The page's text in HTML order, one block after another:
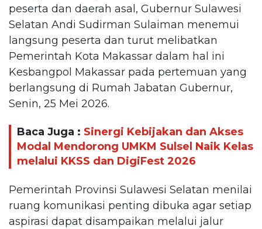
peserta dan daerah asal, Gubernur Sulawesi
Selatan Andi Sudirman Sulaiman menemui
langsung peserta dan turut melibatkan
Pemerintah Kota Makassar dalam hal ini
Kesbangpol Makassar pada pertemuan yang
berlangsung di Rumah Jabatan Gubernur,
Senin, 25 Mei 2026.
Baca Juga : Sinergi Kebijakan dan Akses
Modal Mendorong UMKM Sulsel Naik Kelas
melalui KKSS dan DigiFest 2026
Pemerintah Provinsi Sulawesi Selatan menilai
ruang komunikasi penting dibuka agar setiap
aspirasi dapat disampaikan melalui jalur